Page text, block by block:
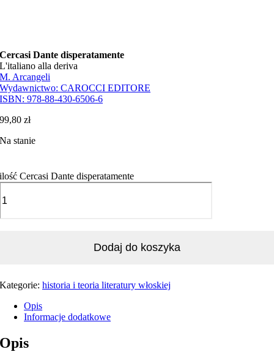
Cercasi Dante disperatamente
L'italiano alla deriva
M. Arcangeli
Wydawnictwo:CAROCCI EDITORE
ISBN:978-88-430-6506-6
99,80zł
Na stanie
ilość Cercasi Dante disperatamente
Dodaj do koszyka
Kategorie:historia i teoria literatury włoskiej
Opis
Informacje dodatkowe
Opis